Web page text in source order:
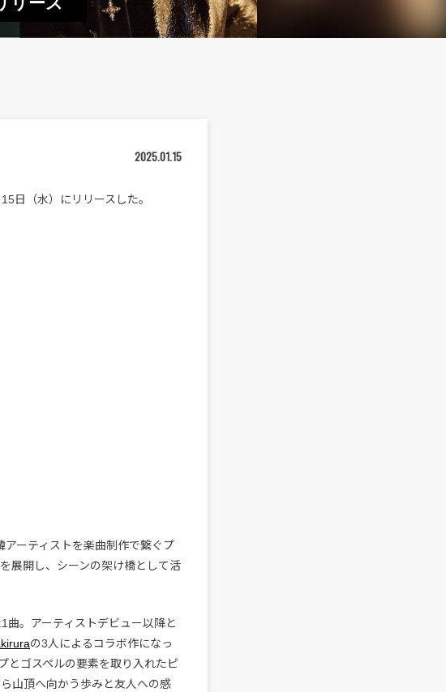
2025.01.15
日（水）にリリースした。
アーティストを楽曲制作で繋ぐプ
展開し、シーンの架け橋として活
曲。アーティストデビュー以降と
の3人によるコラボ作になっ
とゴスペルの要素を取り入れたピ
山頂へ向かう歩みと友人への感